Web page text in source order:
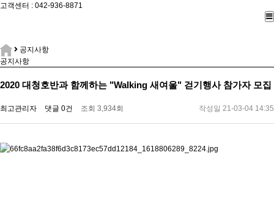
고객센터 : 042-936-8871
공지사항
공지사항
2020 대청호반과 함께하는 "Walking 새여울" 걷기행사 참가자 모집
최고관리자 댓글 0건 조회 3,934회 작성일 21-03-04 14:35